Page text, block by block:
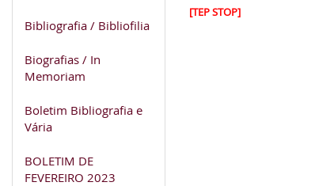
Bibliografia / Bibliofilia
Biografias / In
Memoriam
Boletim Bibliografia e
Vária
BOLETIM DE
FEVEREIRO 2023
[TEP STOP]